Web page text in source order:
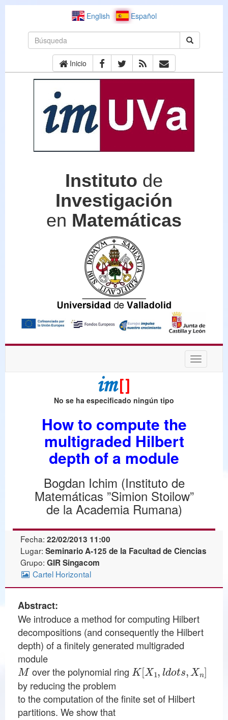
English Español
Inicio
Instituto de
Investigación
en Matemáticas
Desplegar
No se ha especificado ningún tipo
How to compute the
multigraded Hilbert
depth of a module
Bogdan Ichim (Instituto de
Matemáticas ”Simion Stoilow”
de la Academia Rumana)
Fecha: 22/02/2013 11:00
Lugar: Seminario A-125 de la Facultad de Ciencias
Grupo: GIR Singacom
Cartel Horizontal
Abstract:
We introduce a method for computing Hilbert
decompositions (and consequently the Hilbert
depth) of a finitely generated multigraded
M
over the polynomial ring
by reducing the problem
to the computation of the finite set of Hilbert
partitions. We show that